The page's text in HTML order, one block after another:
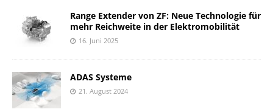
Range Extender von ZF: Neue Technologie für
mehr Reichweite in der Elektromobilität
16. Juni 2025
ADAS Systeme
21. August 2024